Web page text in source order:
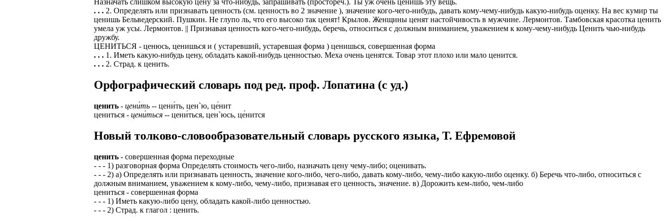
ПРОЦЕСС ОФОРМЛЕНИЯ: подробная консультация, оформление контракта> заказываем
приглашение от работодателя > оформление визы > отправка > прохождение границы, встреча
работодателем подобранной заранее вакансии > прибытие на предприятие и место проживание.
Лицензия по трудоустройству за рубежом № 20118251359
ВОЗМОЖНО ДИСТАНЦИОННОЕ ОФОРМЛЕНИЕ ИЗ ЛЮБОГО РЕГИОНА РФ!
Также смотрите дополнительные предложения по отправке в другие страны в нашем профиле.
А также рассматриваются соискатели с опытом работы: рабочий, разнорабочий, комплектовщик,
упаковщик, стикеровщик.
# работа за рубежом
# трудоустройство за границей
# трудоустройство за рубежом
ЗАДАЧИ РЕГИОНАЛЬНОГО ПРЕДСТАВИТЕЛЯ
Доставлять клиентам банковские продукты, в том числе карты.
Подписывать документы при передаче и консультировать клиентов, как выгодно пользоваться
картами банка.
установке мобильного банка на телефон), за что получают дополнительную плату.
Опыт не нужен, но приветствуется на следующих позициях: менеджер, представитель,
курьер документов, менеджер по продажам.
Открытие, Почта Банк.
А также в компаниях: Евросеть, Мегафон, Связной, СДЭК, ПЭК и т.д.
В направлениях: без опыта, студенты, банки, консультирование, продажи.
Назначать слишком высокую цену за что-нибудь, запрашивать (простореч.). Ты уж очень ценишь эту вещь.
. . . 2. Определять или признавать ценность (см. ценность во 2 значение ), значение кого-чего-нибудь, давать кому-чему-нибудь какую-нибудь оценку. На вес кумир ты
ценишь Бельведерский. Пушкин. Не глупо ль, что его высоко так ценят! Крылов. Женщины ценят настойчивость в мужчине. Лермонтов. Тамбовская красотка ценить
умела уж усы. Лермонтов. || Признавая ценность кого-чего-нибудь, беречь, относиться с должным вниманием, уважением к кому-чему-нибудь Ценить чью-нибудь
дружбу.
ЦЕНИТЬСЯ - ценюсь, ценишься и ( устаревший, устаревшая форма ) ценишься, совершенная форма
. . . 1. Иметь какую-нибудь цену, обладать какой-нибудь ценностью. Меха очень ценятся. Товар этот плохо или мало ценится.
. . . 2. Страд. к ценить.
Орфографический словарь под ред. проф. Лопатина (c уд.)
ценить - цени́ть -- цени́ть, цен`ю, це́нит
цениться - цени́ться -- цени́ться, цен`юсь, це́нится
Новый толково-словообразовательный словарь русского языка, Т. Ефремовой
ценить - совершенная форма переходные
- - - 1) разговорная форма Определять стоимость чего-либо, назначать цену чему-либо; оценивать.
- - - 2) а) Определять или признавать ценность, значение кого-либо, чего-либо, давать кому-либо, чему-либо какую-либо оценку. б) Беречь что-либо, относиться с
должным вниманием, уважением к кому-либо, чему-либо, признавая его ценность, значение. в) Дорожить кем-либо, чем-либо
цениться - совершенная форма
- - - 1) Иметь какую-либо цену, обладать какой-либо ценностью.
- - - 2) Страд. к глагол : ценить.